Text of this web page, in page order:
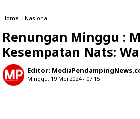
Home » Nasional
Renungan Minggu :
Kesempatan Nats:
Editor:
Minggu, 19 Mei 2024 - 07.15